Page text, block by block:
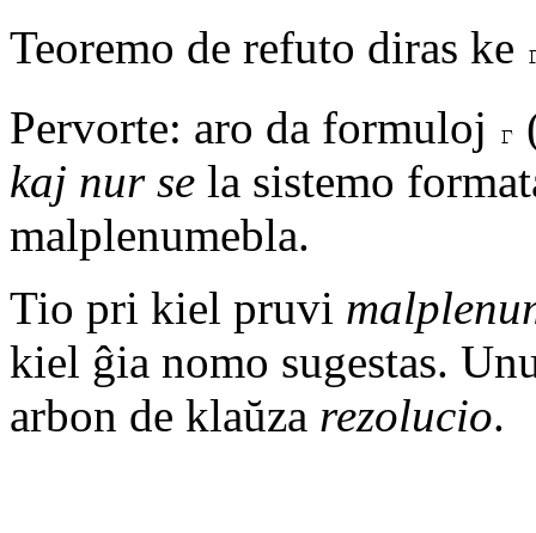
Teoremo de refuto diras ke
Pervorte: aro da formuloj
kaj nur se la sistemo
malplenumebla.
Tio pri kiel pruvi
kiel ĝia nomo sugestas.
arbon de klaŭza rezolucio.